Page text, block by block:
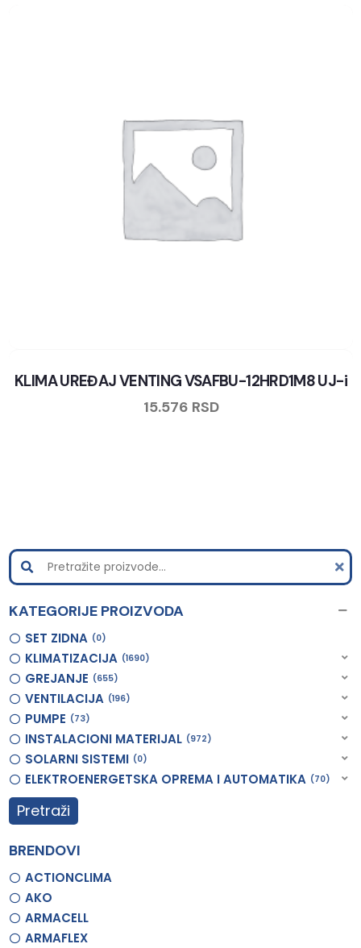
KLIMA UREĐAJ VENTING VSAFBU-12HRD1M8 UJ-i
15.576 RSD
KATEGORIJE PROIZVODA
SET ZIDNA 0
KLIMATIZACIJA 1690
GREJANJE 655
VENTILACIJA 196
PUMPE 73
INSTALACIONI MATERIJAL 972
SOLARNI SISTEMI 0
ELEKTROENERGETSKA OPREMA I AUTOMATIKA 70
Pretraži
BRENDOVI
ACTIONCLIMA
AKO
ARMACELL
ARMAFLEX